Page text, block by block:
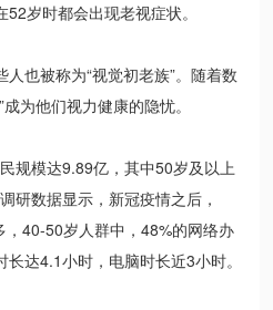
岁时都会出现老视症状。
也被称为“视觉初老族”。随着数
为他们视力健康的隐忧。
规模达9.89亿，其中50岁及以上
研数据显示，新冠疫情之后，
40-50岁人群中，48%的网络办
达4.1小时，电脑时长近3小时。